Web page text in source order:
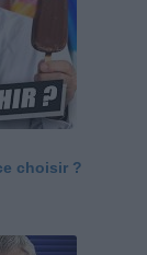
choisir ?